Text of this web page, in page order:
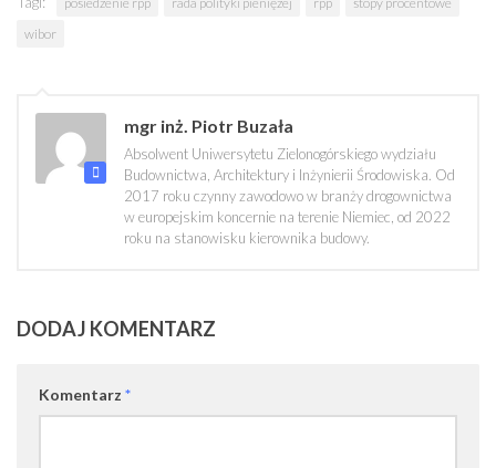
wibor
mgr inż. Piotr Buzała
Absolwent Uniwersytetu Zielonogórskiego wydziału
Budownictwa, Architektury i Inżynierii Środowiska. Od
2017 roku czynny zawodowo w branży drogownictwa
w europejskim koncernie na terenie Niemiec, od 2022
roku na stanowisku kierownika budowy.
DODAJ KOMENTARZ
Komentarz *